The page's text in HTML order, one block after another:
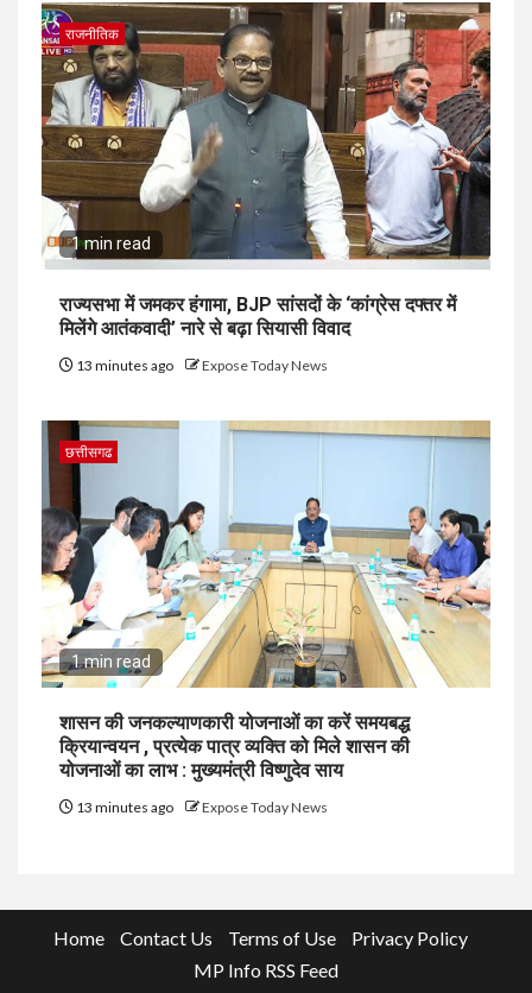
राजनीतिक
1 min read
राज्यसभा में जमकर हंगामा, BJP सांसदों के ‘कांग्रेस दफ्तर में
मिलेंगे आतंकवादी’ नारे से बढ़ा सियासी विवाद
13 minutes ago Expose Today News
छत्तीसगढ
1 min read
शासन की जनकल्याणकारी योजनाओं का करें समयबद्ध
क्रियान्वयन , प्रत्येक पात्र व्यक्ति को मिले शासन की
योजनाओं का लाभ : मुख्यमंत्री विष्णुदेव साय
13 minutes ago Expose Today News
Home Contact Us Terms of Use
Privacy Policy
MP Info RSS Feed